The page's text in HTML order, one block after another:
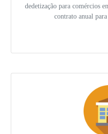
dedetização para comércios
contrato anual